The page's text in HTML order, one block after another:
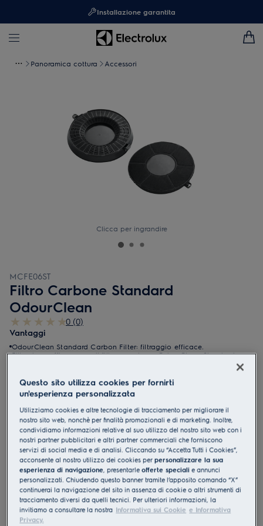
Installazione garantita
Panoramica cottura Accessori
Clicca per ingrandire
MCFE06ST
Filtro Carbone Standard
OdourClean
0 (0)
Vantaggi
OdourClean Standard Carbon Filter: filtraggio efficace.
Filtrazione efficace con il filtro a carbone OdourClean Standard.
Servizi
Questo sito utilizza cookies per fornirti
un'esperienza personalizzata
Utilizziamo cookies e altre tecnologie di tracciamento per migliorare il
nostro sito web, nonchè per finalità promozionali e di marketing. Inoltre,
condividiamo informazioni relative al suo utilizzo del nostro sito web con i
nostri partner pubblicitari e altri partner commerciali che forniscono
servizi di social media e di analisi. Cliccando su “Accetta Tutti i Cookies”,
acconsente al nostro utilizzo dei cookies perpersonalizzare la sua
esperienza di navigazione, presentarleofferte speciali e annunci
personalizzati. Chiudendo questo banner tramite l’apposito comando “X”
continuerai la navigazione del sito in assenza di cookie o altri strumenti di
tracciamento diversi da quelli tecnici. Per ulteriori informazioni, la
invitiamo a consultare la nostra Informativa sui Cookie e Informativa
Privacy.